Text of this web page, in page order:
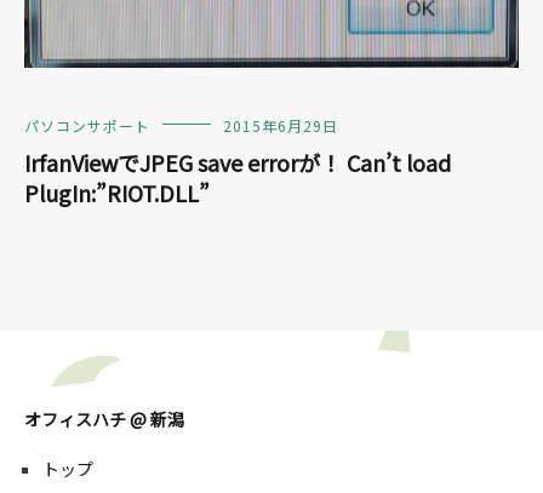
パソコンサポート 2015年6月29日
IrfanViewでJPEG save errorが！ Can’t load
PlugIn:”RIOT.DLL”
オフィスハチ @ 新潟
トップ